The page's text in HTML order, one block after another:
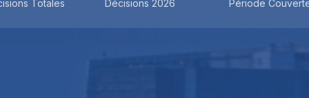
Totales Décisions 2026 Période